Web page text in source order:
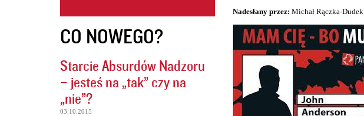
CO NOWEGO?
Starcie Absurdów Nadzoru
– jesteś na „tak” czy na
„nie”?
03.10.2015
Nadesłany przez: Michał Rączka-Dudek